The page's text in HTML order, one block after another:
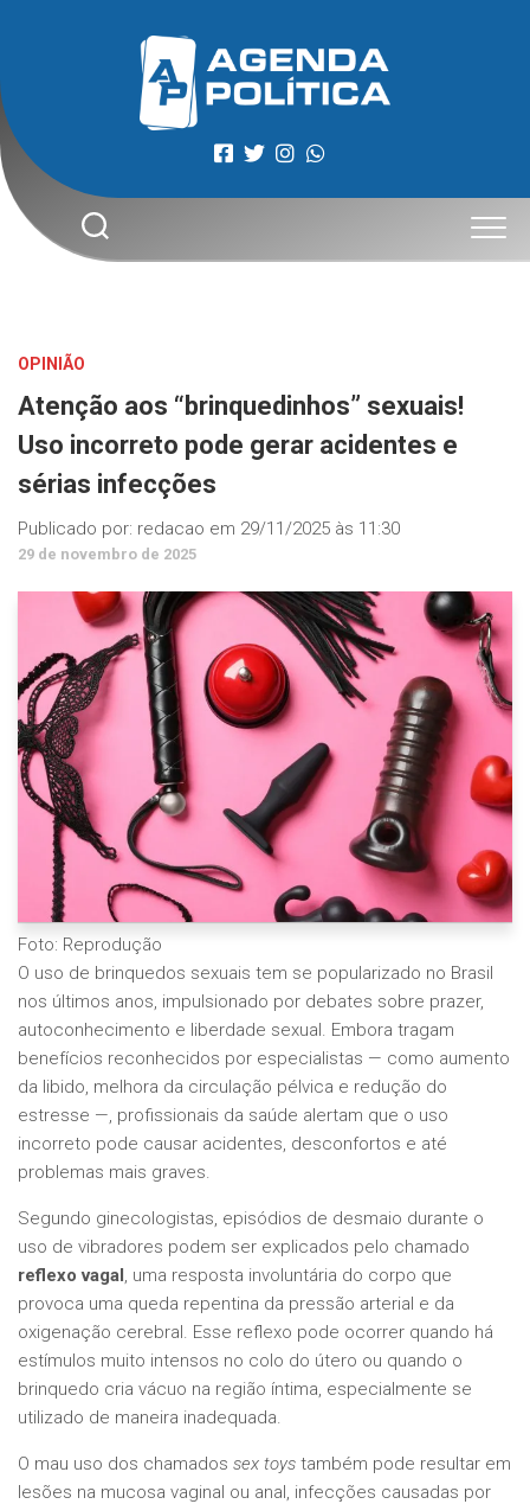
OPINIÃO
Atenção aos “brinquedinhos” sexuais!
Uso incorreto pode gerar acidentes e
sérias infecções
Publicado por: redacao em 29/11/2025 às 11:30
29 de novembro de 2025
Foto: Reprodução
O uso de brinquedos sexuais tem se popularizado no Brasil
nos últimos anos, impulsionado por debates sobre prazer,
autoconhecimento e liberdade sexual. Embora tragam
benefícios reconhecidos por especialistas — como aumento
da libido, melhora da circulação pélvica e redução do
estresse —, profissionais da saúde alertam que o uso
incorreto pode causar acidentes, desconfortos e até
problemas mais graves.
Segundo ginecologistas, episódios de desmaio durante o
uso de vibradores podem ser explicados pelo chamado
reflexo vagal, uma resposta involuntária do corpo que
provoca uma queda repentina da pressão arterial e da
oxigenação cerebral. Esse reflexo pode ocorrer quando há
estímulos muito intensos no colo do útero ou quando o
brinquedo cria vácuo na região íntima, especialmente se
utilizado de maneira inadequada.
O mau uso dos chamados sex toys também pode resultar em
lesões na mucosa vaginal ou anal, infecções causadas por